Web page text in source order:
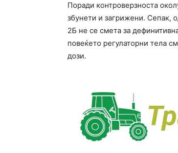
Поради контроверзноста
збунети и загрижени. Сепак,
2Б не се смета за
повеќето регулаторни тела
дози.